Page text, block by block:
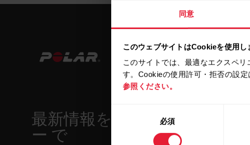
同意
このウェブサイトはCookieを使用し
このサイトでは、最適なエクスペ
す。Cookieの使用許可・拒否の設
参照ください。
必須
最新情報をニュースレタ
ー で